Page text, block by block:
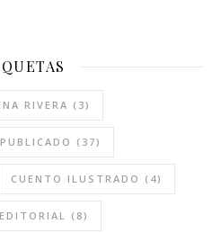
RIVERA (3)
(37)
CUENTO ILUSTRADO (4)
(8)